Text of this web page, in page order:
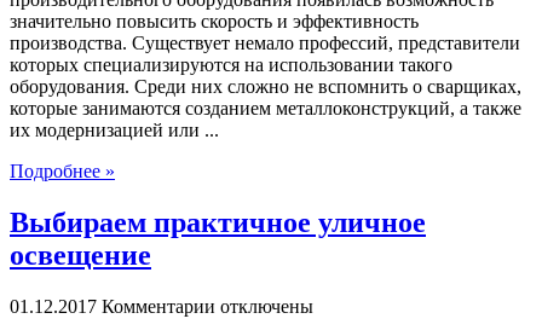
значительно повысить скорость и эффективность
производства. Существует немало профессий, представители
которых специализируются на использовании такого
оборудования. Среди них сложно не вспомнить о сварщиках,
которые занимаются созданием металлоконструкций, а также
их модернизацией или ...
Подробнее »
Выбираем практичное уличное
освещение
01.12.2017 Комментарии котключены